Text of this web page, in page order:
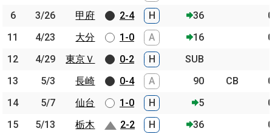
6
3/26 甲府 2-4 H 36
11
4/23 大分 1-0 A 16
12
4/29 東京Ｖ 0-2 H
SUB
13
5/3 長崎 0-4 A 90 CB
14
5/7 仙台 1-0 H 5
15
5/13 栃木 2-2 H 36
6
3/26
甲府
11
4/23
大分
12
4/29
東京Ｖ
13
5/3
長崎
14
5/7
仙台
15
5/13
栃木